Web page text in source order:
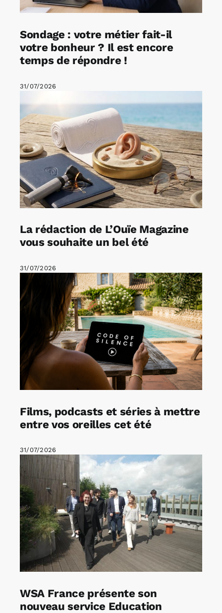
Sondage : votre métier fait-il
votre bonheur ? Il est encore
temps de répondre !
31/07/2026
La rédaction de L’Ouïe Magazine
vous souhaite un bel été
31/07/2026
Films, podcasts et séries à mettre
entre vos oreilles cet été
31/07/2026
WSA France présente son
nouveau service Education